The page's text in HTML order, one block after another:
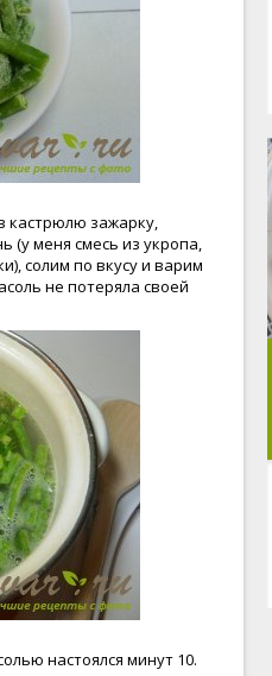
кастрюлю зажарку,
(у меня смесь из укропа,
солим по вкусу и варим
не потеряла своей
настоялся минут 10.